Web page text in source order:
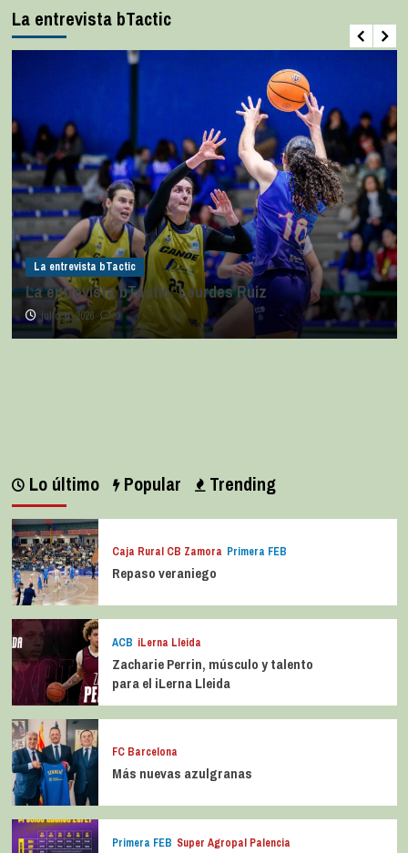
La entrevista bTactic
La entrevista bTactic
La entrevista bTactic: Lourdes Ruiz
julio 11, 2026 0
Lo último Popular Trending
Caja Rural CB Zamora Primera FEB
Repaso veraniego
ACB iLerna Lleida
Zacharie Perrin, músculo y talento
para el iLerna Lleida
FC Barcelona
Más nuevas azulgranas
Primera FEB Super Agropal Palencia